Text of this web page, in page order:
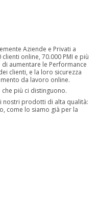
Aziende e Privati a
online, 70.000 PMI e più
aumentare le Performance
clienti, e la loro sicurezza
da lavoro online.
più ci distinguono.
nostri prodotti di alta qualità:
come lo siamo già per la